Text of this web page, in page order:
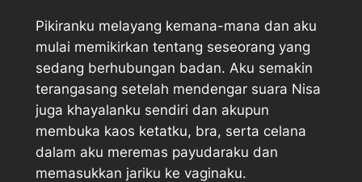
Pikiranku melayang kemana-mana dan aku
mulai memikirkan tentang seseorang yang
sedang berhubungan badan. Aku semakin
terangasang setelah mendengar suara Nisa
juga khayalanku sendiri dan akupun
membuka kaos ketatku, bra, serta celana
dalam aku meremas payudaraku dan
memasukkan jariku ke vaginaku.